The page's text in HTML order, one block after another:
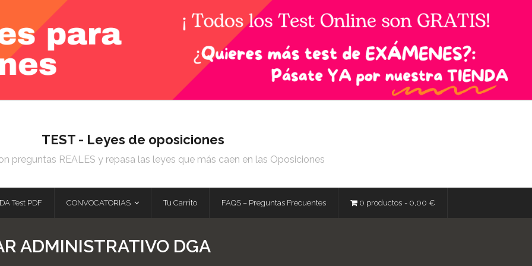
TEST - Leyes de oposiciones
preguntas REALES y repasa las leyes que más caen en las Oposiciones
Test PDF CONVOCATORIAS Tu Carrito FAQS – Preguntas Frecuentes 0 productos 0,00 €
ADMINISTRATIVO DGA